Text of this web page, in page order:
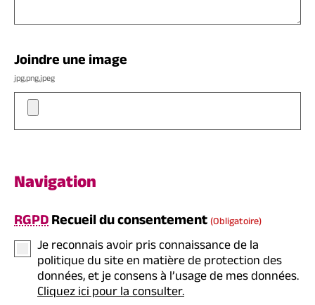
Joindre une image
jpg,png,jpeg
Navigation
RGPDRecueil du consentement (obligatoire)
Je reconnais avoir pris connaissance de la
politique du site en matière de protection des
données, et je consens à l’usage de mes données.
Cliquez ici pour la consulter.